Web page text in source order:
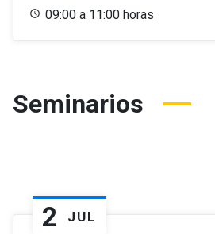
09:00 a 11:00 horas
Seminarios
2 JUL